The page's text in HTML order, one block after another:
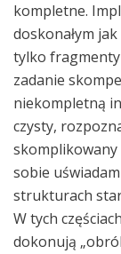
kompletne.
doskonałym
tylko
zadanie
niekompletną
czysty,
sobie
strukturach
W tych
dokonują